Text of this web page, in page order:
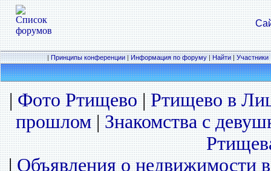
|Принципы конференции|Информация по форуму|Найти|Участники
|Фото Ртищево|Ртищево в
прошлом|Знакомства с
|Объявления о недвижимости